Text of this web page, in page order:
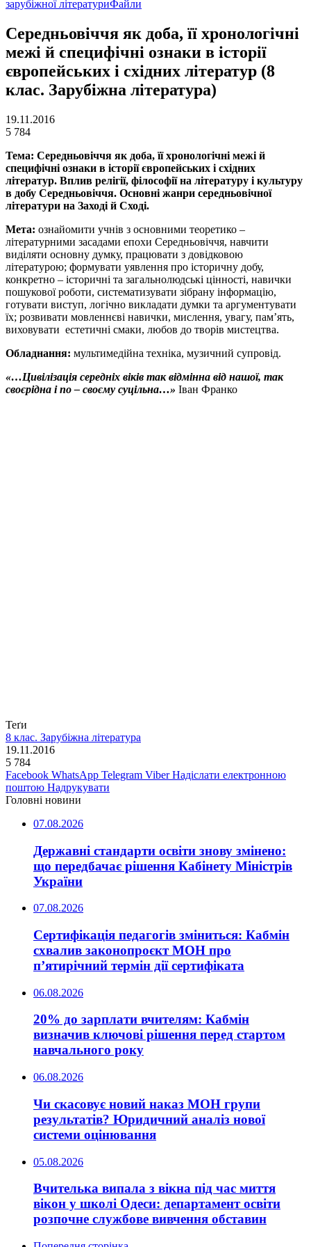
зарубіжної літературиФайли
Середньовіччя як доба, її хронологічні
межі й специфічні ознаки в історії
європейських і східних літератур (8
клас. Зарубіжна література)
19.11.2016
5 784
Тема: Середньовіччя як доба, її хронологічні межі й
специфічні ознаки в історії європейських і східних
літератур. Вплив релігії, філософії на літературу і культуру
в добу Середньовіччя. Основні жанри середньовічної
літератури на Заході й Сході.
Мета: ознайомити учнів з основними теоретико –
літературними засадами епохи Середньовіччя, навчити
виділяти основну думку, працювати з довідковою
літературою; формувати уявлення про історичну добу,
конкретно – історичні та загальнолюдські цінності, навички
пошукової роботи, систематизувати зібрану інформацію,
готувати виступ, логічно викладати думки та аргументувати
їх; розвивати мовленнєві навички, мислення, увагу, пам’ять,
виховувати естетичні смаки, любов до творів мистецтва.
Обладнання: мультимедійна техніка, музичний супровід.
«…Цивілізація середніх віків так відмінна від нашої, так
своєрідна і по – своєму суцільна…» Іван Франко
Теґи
8 клас. Зарубіжна література
19.11.2016
5 784
Facebook WhatsApp Telegram Viber Надіслати електронною
поштою Надрукувати
Головні новини
07.08.2026
Державні стандарти освіти знову змінено:
що передбачає рішення Кабінету Міністрів
України
07.08.2026
Сертифікація педагогів зміниться: Кабмін
схвалив законопроєкт МОН про
п’ятирічний термін дії сертифіката
06.08.2026
20% до зарплати вчителям: Кабмін
визначив ключові рішення перед стартом
навчального року
06.08.2026
Чи скасовує новий наказ МОН групи
результатів? Юридичний аналіз нової
системи оцінювання
05.08.2026
Вчителька випала з вікна під час миття
вікон у школі Одеси: департамент освіти
розпочне службове вивчення обставин